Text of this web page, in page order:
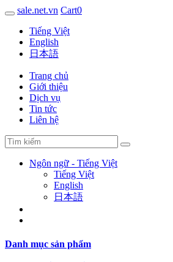
sale.net.vn Cart0
Tiếng Việt
English
日本語
Trang chủ
Giới thiệu
Dịch vụ
Tin tức
Liên hệ
Ngôn ngữ - Tiếng Việt
Tiếng Việt
English
日本語
Danh mục sản phẩm